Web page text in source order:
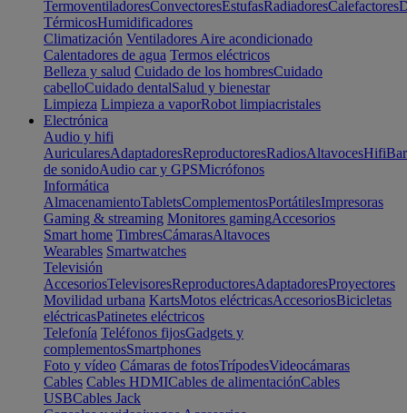
TermoventiladoresConvectoresEstufasRadiadoresCalefactores
TérmicosHumidificadores
Climatización Ventiladores Aire acondicionado
Calentadores de agua Termos eléctricos
Belleza y salud Cuidado de los hombresCuidado
cabelloCuidado dentalSalud y bienestar
Limpieza Limpieza a vaporRobot limpiacristales
Electrónica
Audio y hifi
AuricularesAdaptadoresReproductoresRadiosAltavocesHifi
de sonidoAudio car y GPSMicrófonos
Informática
AlmacenamientoTabletsComplementosPortátilesImpresoras
Gaming & streaming Monitores gamingAccesorios
Smart home TimbresCámarasAltavoces
Wearables Smartwatches
Televisión
AccesoriosTelevisoresReproductoresAdaptadoresProyectores
Movilidad urbana KartsMotos eléctricasAccesoriosBicicletas
eléctricasPatinetes eléctricos
Telefonía Teléfonos fijosGadgets y
complementosSmartphones
Foto y vídeo Cámaras de fotosTrípodesVideocámaras
Cables Cables HDMICables de alimentaciónCables
USBCables Jack